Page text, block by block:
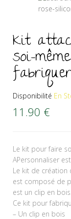
Kit
soi-
Disponibilité En
11.90 €
Le kit pour faire
APersonnaliser
Le kit de création
est composé de
est un clip en bois.
Ce kit pour
– Un clip en bois